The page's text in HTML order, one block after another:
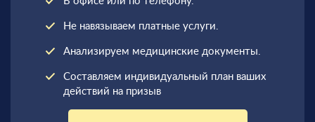
Не навязываем платные услуги.
Анализируем медицинские документы.
Составляем индивидуальный план ваших
действий на призыв